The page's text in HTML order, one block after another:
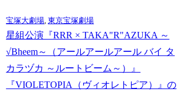
宝塚大劇場 ,東京宝塚劇場
星組公演『RRR × TAKA"R"AZUKA ～
√Bheem～（アールアールアール バイ タ
カラヅカ ～ルートビーム～）』
『VIOLETOPIA（ヴィオレトピア）』の